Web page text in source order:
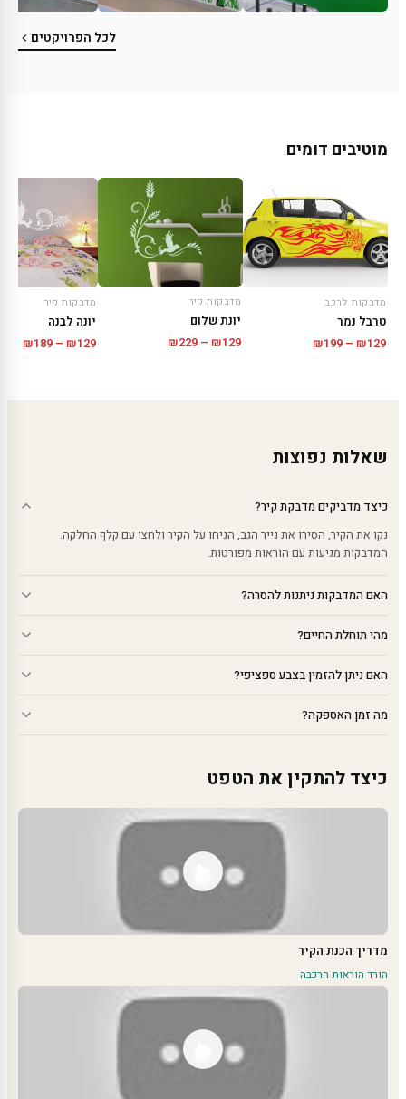
לכל הפרויקטים
מוטיבים דומים
מדבקות לרכב
טרבל נמר
₪129
–
₪199
מדבקות קיר
יונת שלום
₪129
–
₪229
מדבקות קיר
יונה לבנה
₪129
–
₪189
שאלות נפוצות
כיצד מדביקים מדבקת קיר?
נקו את הקיר, הסירו את נייר הגב, הניחו על הקיר ולחצו עם קלף החלקה.
המדבקות מגיעות עם הוראות מפורטות.
האם המדבקות ניתנות להסרה?
מהי תוחלת החיים?
האם ניתן להזמין בצבע ספציפי?
מה זמן האספקה?
כיצד להתקין את הטפט
מדריך הכנת הקיר
הורד הוראות הרכבה